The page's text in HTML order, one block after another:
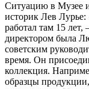
Ситуацию в Музее
историк Лев Лурье:
работал там 15 лет,
директором была
советским
время. Он
коллекция.
образцы